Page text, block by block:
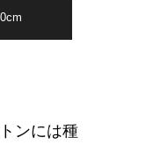
ンには種